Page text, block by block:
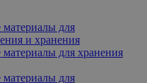
материалы для
и хранения
материалы для хранения
материалы для